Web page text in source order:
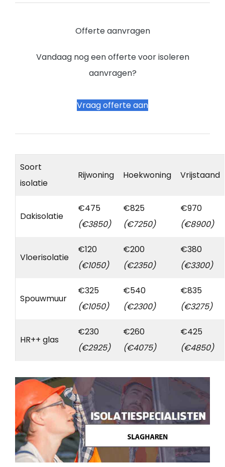
Offerte aanvragen
Vandaag nog een offerte voor isoleren
aanvragen?
Vraag offerte aan
Soort
isolatie
Rijwoning Hoekwoning Vrijstaand
Dakisolatie
€475
(€3850)
€825
(€7250)
€970
(€8900)
Vloerisolatie
€120
(€1050)
€200
(€2350)
€380
(€3300)
Spouwmuur
€325
(€1050)
€540
(€2300)
€835
(€3275)
HR++ glas
€230
(€2925)
€260
(€4075)
€425
(€4850)